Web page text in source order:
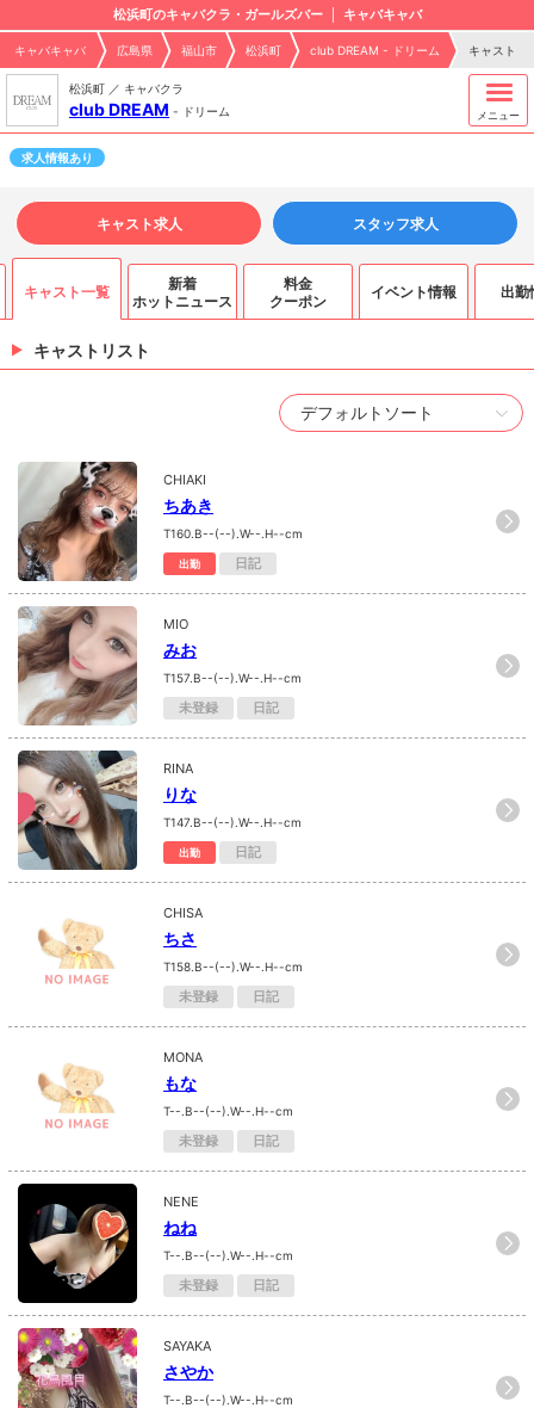
松浜町のキャバクラ・ガールズバー キャバキャバ
キャバキャバ 広島県 福山市 松浜町 club DREAM - ドリーム キャスト
松浜町 ／ キャバクラ
club DREAM - ドリーム メニュー
求人情報あり
キャスト求人 スタッフ求人
キャスト一覧
新着
ホットニュース
料金
クーポン
イベント情報 出勤
キャストリスト
CHIAKI
ちあき
T160.B--(--).W--.H--cm
出勤 日記
MIO
みお
T157.B--(--).W--.H--cm
未登録 日記
RINA
りな
T147.B--(--).W--.H--cm
出勤 日記
CHISA
ちさ
T158.B--(--).W--.H--cm
未登録 日記
MONA
もな
T--.B--(--).W--.H--cm
未登録 日記
NENE
ねね
T--.B--(--).W--.H--cm
未登録 日記
SAYAKA
さやか
T--.B--(--).W--.H--cm